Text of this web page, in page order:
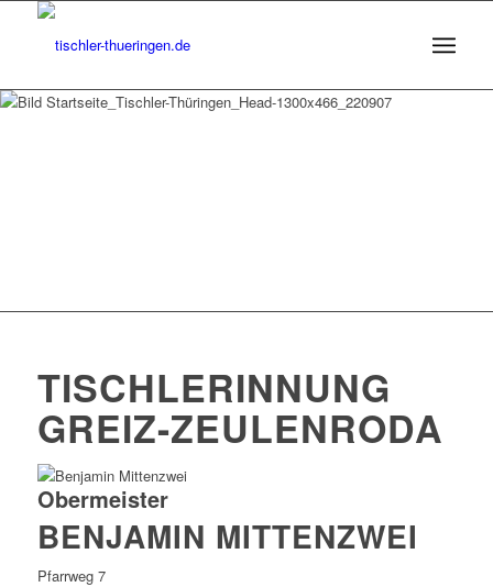
TISCHLERINNUNG
GREIZ-ZEULENRODA
Obermeister
BENJAMIN MITTENZWEI
Pfarrweg 7